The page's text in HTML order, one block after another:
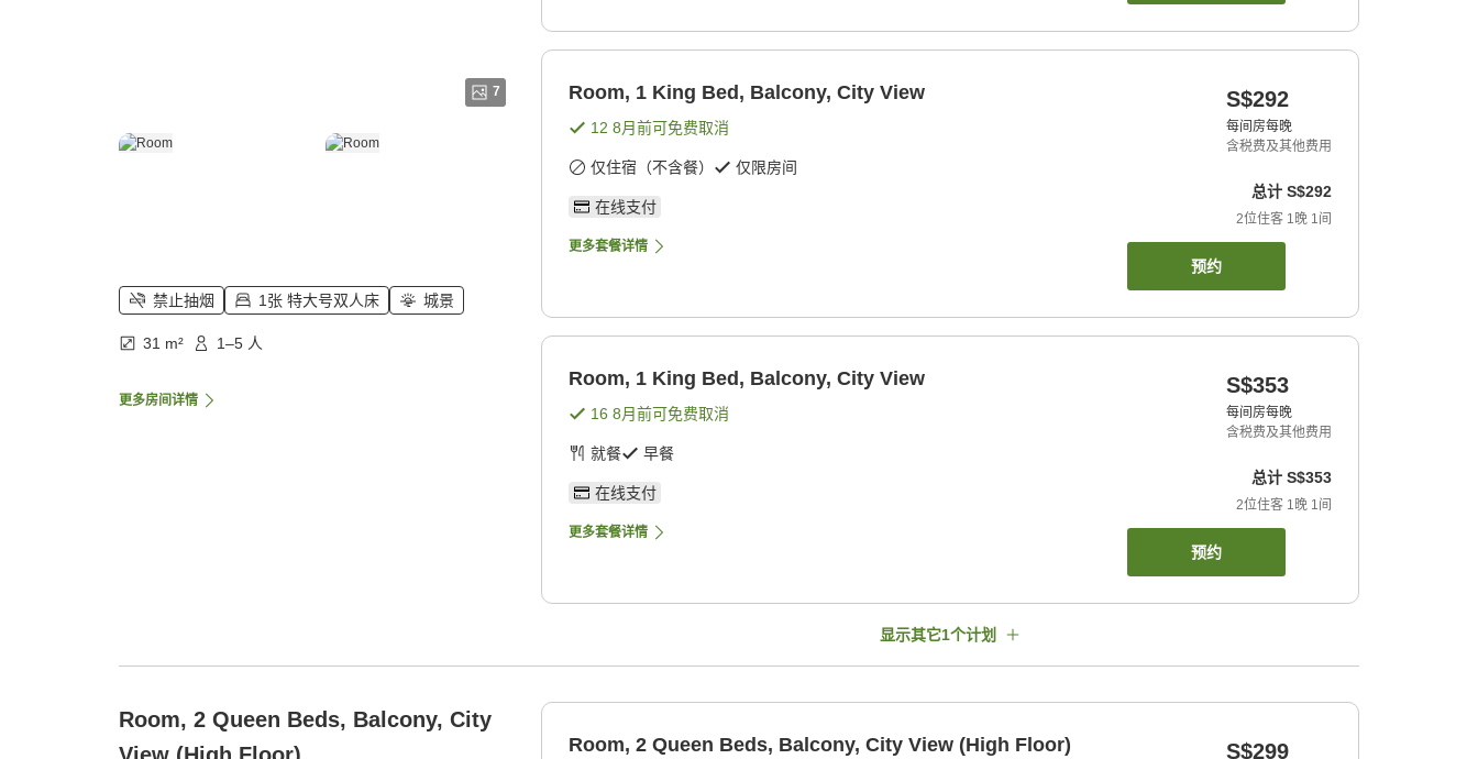
7
禁止抽烟 1张 特大号双人床 城景
31 m² 1–5 人
更多房间详情
Room, 1 King Bed, Balcony, City View
12 8月前可免费取消
仅住宿（不含餐） 仅限房间
在线支付
更多套餐详情
S$292
每间房每晚
含税费及其他费用
总计 S$292
2位住客 1晚 1间
预约
Room, 1 King Bed, Balcony, City View
16 8月前可免费取消
就餐 早餐
在线支付
更多套餐详情
S$353
每间房每晚
含税费及其他费用
总计 S$353
2位住客 1晚 1间
预约
显示其它1个计划
Room, 2 Queen Beds, Balcony, City
Room, 2 Queen Beds, Balcony, City View (High Floor) S$299